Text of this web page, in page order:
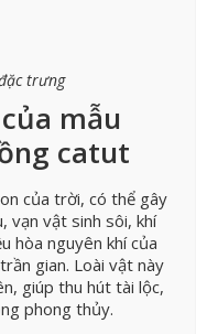
trưng
mẫu
catut
của trời, có thể gây
vạn vật sinh sôi, khí
hòa nguyên khí của
gian. Loài vật này
giúp thu hút tài lộc,
phong thủy.